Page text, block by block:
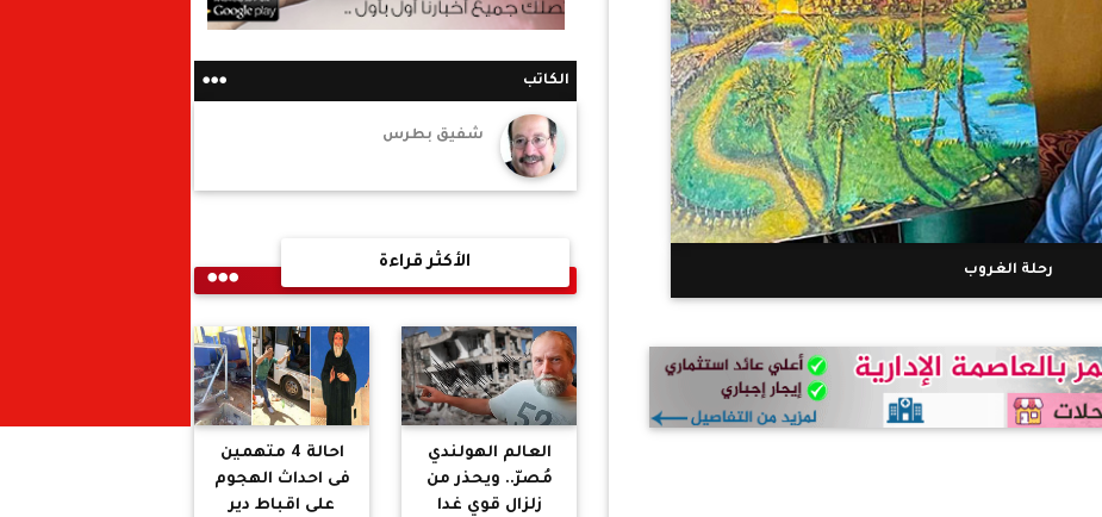
رحلة الغروب
الكاتب
شفيق بطرس
الأكثر قراءة
العالم الهولندي
مُصرّ.. ويحذر من
زلزال قوي غدا
احالة 4 متهمين
فى احداث الهجوم
على اقباط دير